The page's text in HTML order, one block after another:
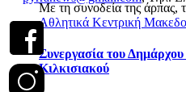
Με τη συνοδεία της άρπας,
Αθλητικά Κεντρική
Συνεργασία του Δημάρχου
Κιλκισιακού